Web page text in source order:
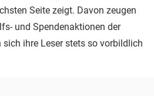
Seite zeigt. Davon zeugen
und Spendenaktionen der
sich ihre Leser stets so vorbildlich